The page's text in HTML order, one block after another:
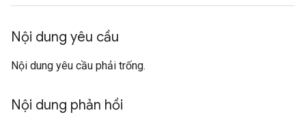
Nội dung yêu cầu
Nội dung yêu cầu phải trống.
Nội dung phản hồi